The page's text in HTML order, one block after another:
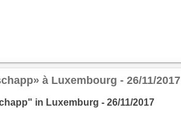
à Luxembourg - 26/11/2017
in Luxemburg - 26/11/2017